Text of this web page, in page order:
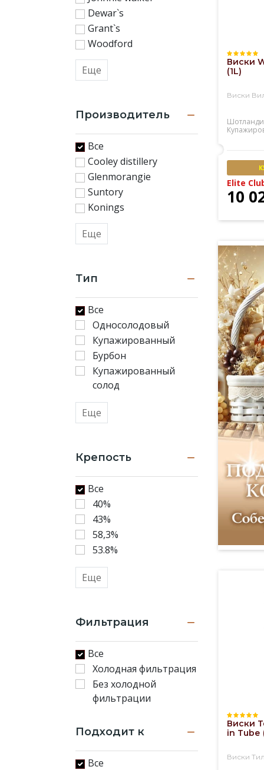
Dewar`s
Grant`s
Woodford
Еще
Производитель
Все
Cooley distillery
Glenmorangie
Suntory
Konings
Еще
Тип
Все
Односолодовый
Купажированный
Бурбон
Купажированный
солод
Еще
Крепость
Все
40%
43%
58,3%
53.8%
Еще
Фильтрация
Все
Холодная фильтрация
Без холодной
фильтрации
Подходит к
Все
Виски
(1L)
Виски
Elite
10
Виски
in Tubе
Виски